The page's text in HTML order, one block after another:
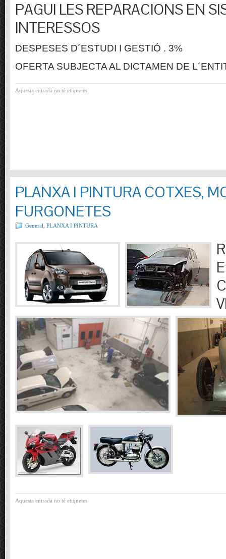
PAGUI LES REPARACIONS EN
INTERESSOS
DESPESES D´ESTUDI I GESTIÓ . 3%
OFERTA SUBJECTA AL DICTAMEN DE
Aquesta entrada no té etiquetes
PLANXA I PINTURA COTXES,
FURGONETES
General PLANXA I PINTURA
Aquesta entrada no té etiquetes